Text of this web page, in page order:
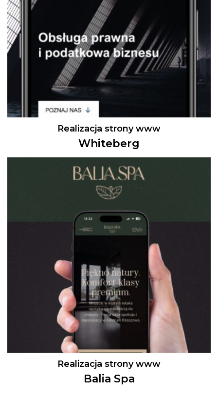
Realizacja strony www
Whiteberg
Realizacja strony www
Balia Spa